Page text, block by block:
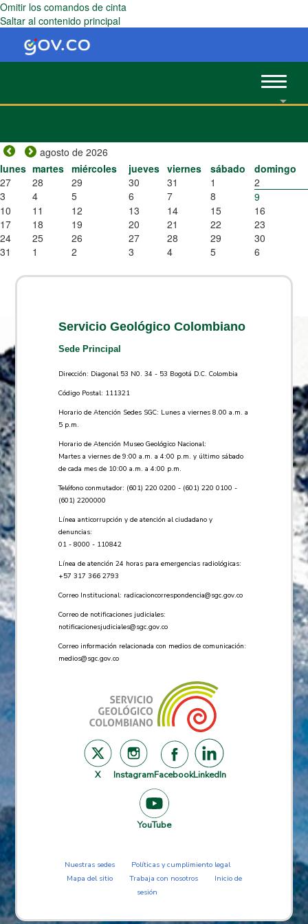
Omitir los comandos de cinta
Saltar al contenido principal
Toggle
agosto de 2026
lunes martes miércoles jueves viernes sábado
domingo
27
28 29 30 31 1
2
3
4 5 6 7 8
9
10
11 12 13 14 15
16
17
18 19 20 21 22
23
24
25 26 27 28 29
30
31
1 2 3 4 5 6
Servicio Geológico Colombiano
Sede Principal
Dirección: Diagonal 53 N0. 34 - 53 Bogotá D.C. Colombia
Código Postal: 111321
Horario de Atención Sedes SGC: Lunes a viernes 8.00 a.m. a
5 p.m.
Horario de Atención Museo Geológico Nacional:
Martes a viernes de 9:00 a.m. a 4:00 p.m. y último sábado
de cada mes de 10:00 a.m. a 4:00 p.m.
Teléfono conmutador: (601) 220 0200 - (601) 220 0100 -
(601) 2200000
Línea anticorrupción y de atención al ciudadano y
denuncias:
01 - 8000 - 110842
Línea de atención 24 horas para emergencias radiológicas:
+57 ​317 366 2793
Correo Institucional: radicacioncorrespondencia@sgc.gov.co
Correo de notificaciones judiciales:
notificacionesjudiciales@sgc.gov.co
Correo información relacionada con medios de comunicación:
medios@sgc.gov.co
X InstagramFacebookLinkedIn
YouTube
Nuestras sedes
Políticas y cumplimiento legal
Mapa del sitio
Trabaja con nosotros
Inicio de
sesión